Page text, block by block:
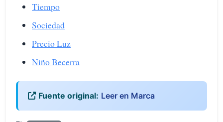
Tiempo
Sociedad
Precio Luz
Niño Becerra
Fuente original: Leer en Marca